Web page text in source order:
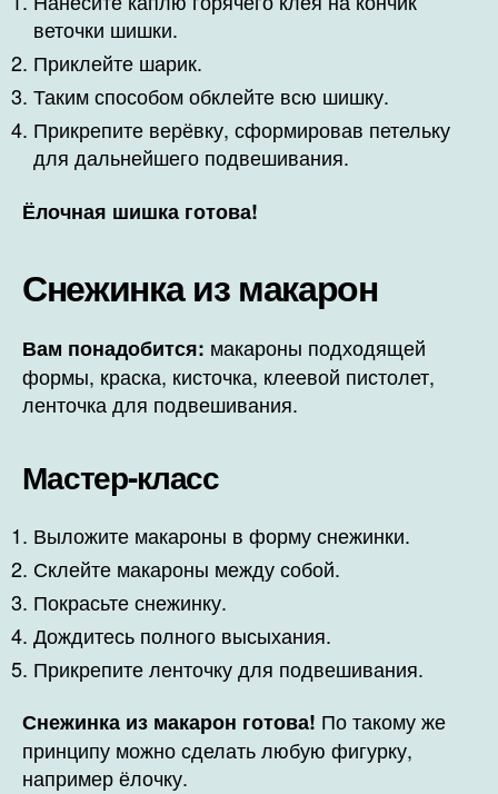
веточки шишки.
Приклейте шарик.
Таким способом обклейте всю шишку.
Прикрепите верёвку, сформировав петельку
для дальнейшего подвешивания.
Ёлочная шишка готова!
Снежинка из макарон
Вам понадобится: макароны подходящей
формы, краска, кисточка, клеевой пистолет,
ленточка для подвешивания.
Мастер-класс
Выложите макароны в форму снежинки.
Склейте макароны между собой.
Покрасьте снежинку.
Дождитесь полного высыхания.
Прикрепите ленточку для подвешивания.
Снежинка из макарон готова! По такому же
принципу можно сделать любую фигурку,
например ёлочку.